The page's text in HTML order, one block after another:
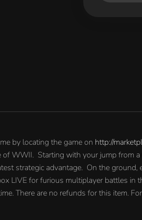
by locating the game on http://
of WWII. Starting with your jump from
strategic advantage. On the ground,
LIVE for furious multiplayer battles in
There are no refunds for this item.